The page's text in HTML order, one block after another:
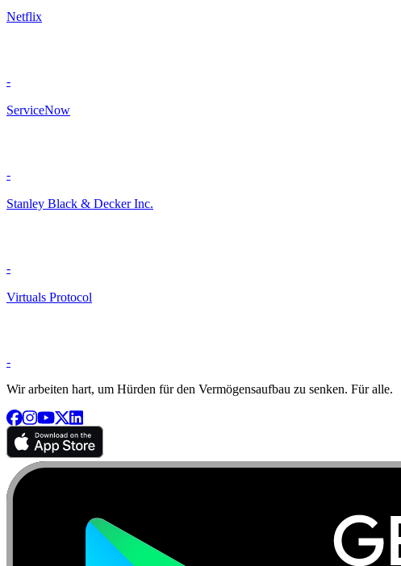
Netflix
-
ServiceNow
-
Stanley Black & Decker Inc.
-
Virtuals Protocol
-
Wir arbeiten hart, um Hürden für den Vermögensaufbau zu senken. Für alle.